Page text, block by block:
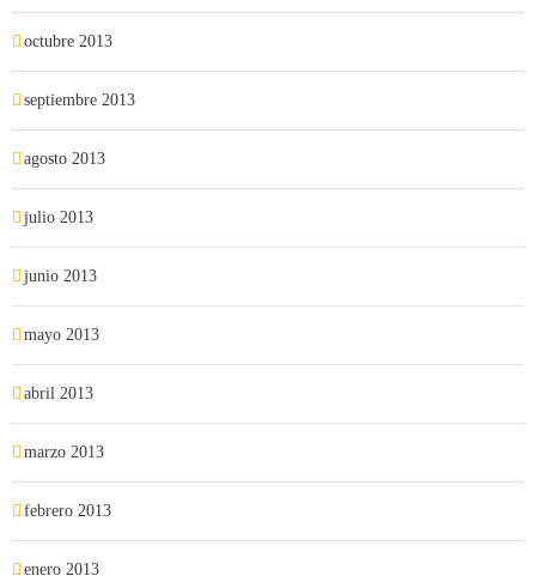
octubre 2013
septiembre 2013
agosto 2013
julio 2013
junio 2013
mayo 2013
abril 2013
marzo 2013
febrero 2013
enero 2013